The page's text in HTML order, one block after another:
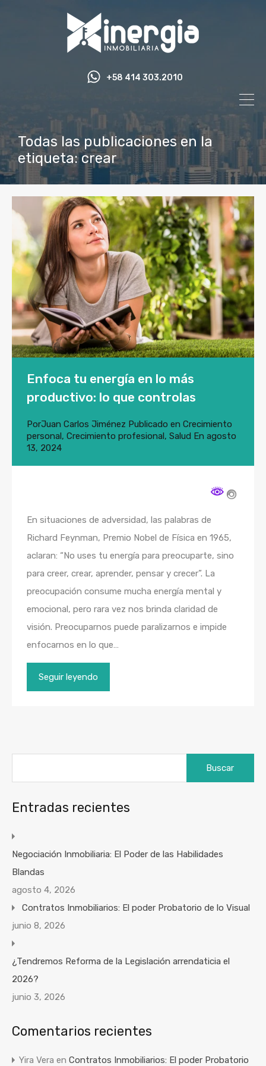
+58 414 303.2010
Todas las publicaciones en la
etiqueta: crear
Enfoca tu energía en lo más
productivo: lo que controlas
PorJuan Carlos Jiménez Publicado en Crecimiento
personal, Crecimiento profesional, Salud En agosto
13, 2024
En situaciones de adversidad, las palabras de
Richard Feynman, Premio Nobel de Física en 1965,
aclaran: “No uses tu energía para preocuparte, sino
para creer, crear, aprender, pensar y crecer”. La
preocupación consume mucha energía mental y
emocional, pero rara vez nos brinda claridad de
visión. Preocuparnos puede paralizarnos e impide
enfocarnos en lo que…
Seguir leyendo
Entradas recientes
Negociación Inmobiliaria: El Poder de las Habilidades
Blandas
agosto 4, 2026
Contratos Inmobiliarios: El poder Probatorio de lo Visual
junio 8, 2026
¿Tendremos Reforma de la Legislación arrendaticia el
2026?
junio 3, 2026
Comentarios recientes
Yira Vera en Contratos Inmobiliarios: El poder Probatorio